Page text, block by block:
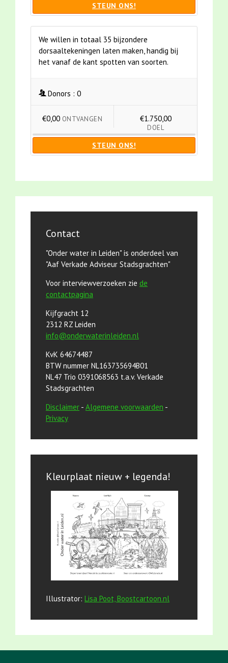
STEUN ONS!
We willen in totaal 35 bijzondere
dorsaaltekeningen laten maken, handig bij
het vanaf de kant spotten van soorten.
Donors : 0
€0,00 ONTVANGEN €1.750,00
DOEL
STEUN ONS!
Contact
"Onder water in Leiden" is onderdeel van
"Aaf Verkade Adviseur Stadsgrachten"
Voor interviewverzoeken zie de
contactpagina
Kijfgracht 12
2312 RZ Leiden
info@onderwaterinleiden.nl
KvK 64674487
BTW nummer NL163735694B01
NL47 Trio 0391068563 t.a.v. Verkade
Stadsgrachten
Disclaimer - Algemene voorwaarden -
Privacy
Kleurplaat nieuw + legenda!
Illustrator: Lisa Poot, Boostcartoon.nl